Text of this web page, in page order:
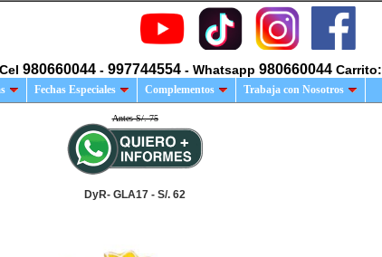
Cel 980660044 - 997744554 - Whatsapp 980660044 Carrito:
Fechas Especiales Complementos Trabaja con Nosotros
Antes S/. 75
DyR- GLA17 - S/. 62